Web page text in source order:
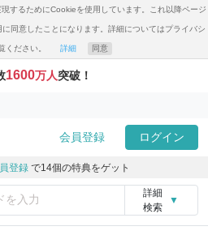
するためにCookieを使用しています。これ以降ページ
同意したことになります。詳細についてはプライバシ
ください。 詳細 同意
1600万人突破！
会員登録 ログイン
登録 で14個の特典をゲット
詳細
検索
▼